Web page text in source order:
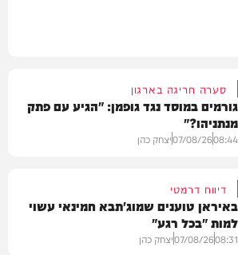
סערה חריגה בארגון
גורמים במוסד נגד גופמן: "הגיע עם פתק
מנתניהו?"
08:44
07/08/26יצחק כהן
דיווח דרמטי
באיראן טוענים שמוג'תבא חמינאי עשוי
למות "בכל רגע"
08:31
07/08/26יצחק כהן